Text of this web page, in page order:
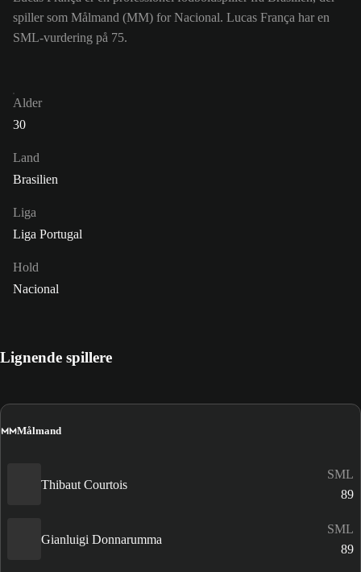
spiller som Målmand (MM) for Nacional. Lucas França har en
SML-vurdering på 75.
Alder
30
Land
Brasilien
Liga
Liga Portugal
Hold
Nacional
Lignende spillere
MMMålmand
Thibaut Courtois
SML
89
Gianluigi Donnarumma
SML
89